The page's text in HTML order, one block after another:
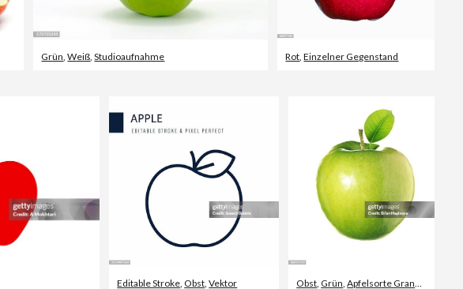
Grün ,Weiß ,Studioaufnahme Rot ,Einzelner Gegenstand
Editable Stroke, Obst,Vektor Obst, Grün,Apfelsorte Granny Smith